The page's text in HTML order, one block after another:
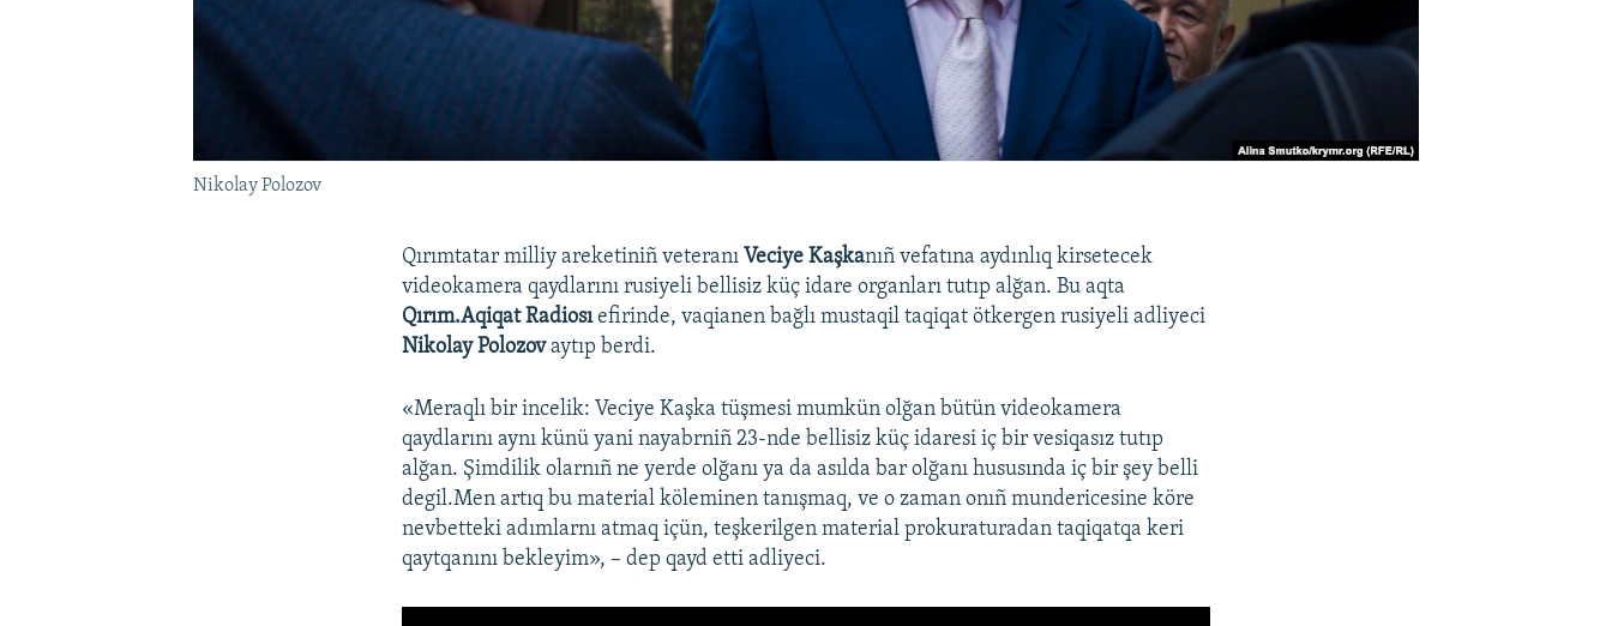
Nikolay Polozov
Qırımtatar milliy areketiniñ veteranı Veciye Kaşkanıñ vefatına aydınlıq kirsetecek
videokamera qaydlarını rusiyeli bellisiz küç idare organları tutıp alğan. Bu aqta
Qırım.Aqiqat Radiosıefirinde, vaqianen bağlı mustaqil taqiqat ötkergen rusiyeli adliyeci
Nikolay Polozovaytıp berdi.
«Meraqlı bir incelik: Veciye Kaşka tüşmesi mumkün olğan bütün videokamera
qaydlarını aynı künü yani nayabrniñ 23-nde bellisiz küç idaresi iç bir vesiqasız tutıp
alğan. Şimdilik olarnıñ ne yerde olğanı ya da asılda bar olğanı hususında iç bir şey belli
degil.Men artıq bu material köleminen tanışmaq, ve o zaman onıñ mundericesine köre
nevbetteki adımlarnı atmaq içün, teşkerilgen material prokuraturadan taqiqatqa keri
qaytqanını bekleyim», – dep qayd etti adliyeci.